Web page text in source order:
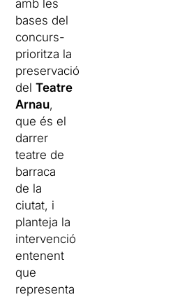
amb les
bases del
concurs-
prioritza la
preservació
delTeatre
Arnau,
que és el
darrer
teatre de
barraca
de la
ciutat, i
planteja la
intervenció
entenent
que
representa